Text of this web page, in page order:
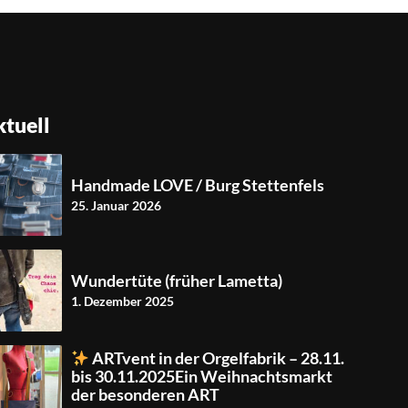
Handmade LOVE / Burg Stettenfels
25. Januar 2026
Wundertüte (früher Lametta)
1. Dezember 2025
ARTvent in der Orgelfabrik – 28.11.
bis 30.11.2025Ein Weihnachtsmarkt
der besonderen ART